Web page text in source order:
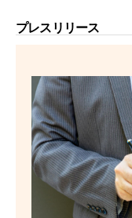
プレスリリース